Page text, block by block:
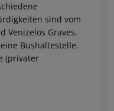
sind vom
Venizelos Graves.
Bushaltestelle.
(privater